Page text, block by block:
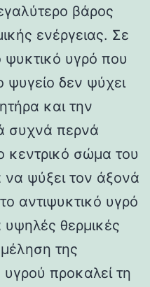
βάρος
ενέργειας. Σε
υγρό που
ψυγείο δεν ψύχει
και την
συχνά περνά
κεντρικό σώμα του
να ψύξει τον άξονά
αντιψυκτικό υγρό
υψηλές θερμικές
της
προκαλεί τη